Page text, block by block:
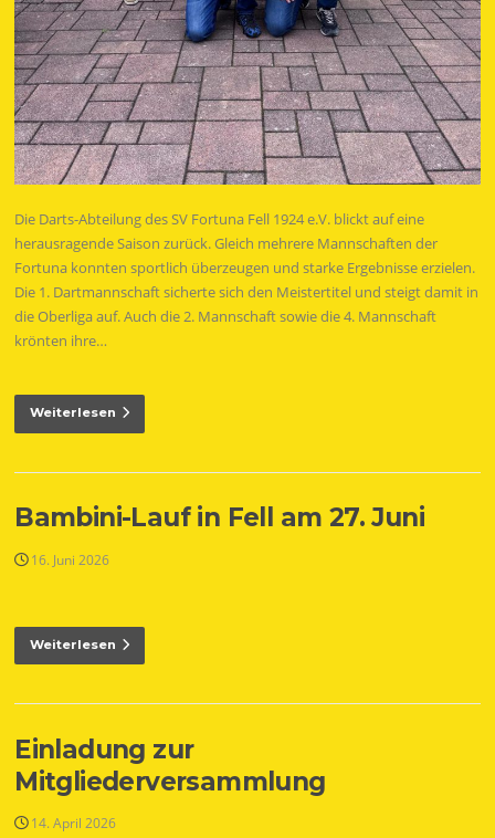
Die Darts-Abteilung des SV Fortuna Fell 1924 e.V. blickt auf eine
herausragende Saison zurück. Gleich mehrere Mannschaften der
Fortuna konnten sportlich überzeugen und starke Ergebnisse erzielen.
Die 1. Dartmannschaft sicherte sich den Meistertitel und steigt damit in
die Oberliga auf. Auch die 2. Mannschaft sowie die 4. Mannschaft
krönten ihre…
Weiterlesen
Bambini-Lauf in Fell am 27. Juni
16. Juni 2026
Weiterlesen
Einladung zur
Mitgliederversammlung
14. April 2026